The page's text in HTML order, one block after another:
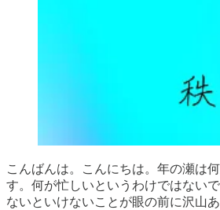
こんばんは。こんにちは。年の瀬は
す。何が忙しいというわけではない
ないといけないことが眼の前に沢山